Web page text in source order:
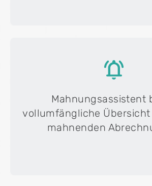
notifications_active
Mahnungsassistent
vollumfängliche Übersicht
mahnenden